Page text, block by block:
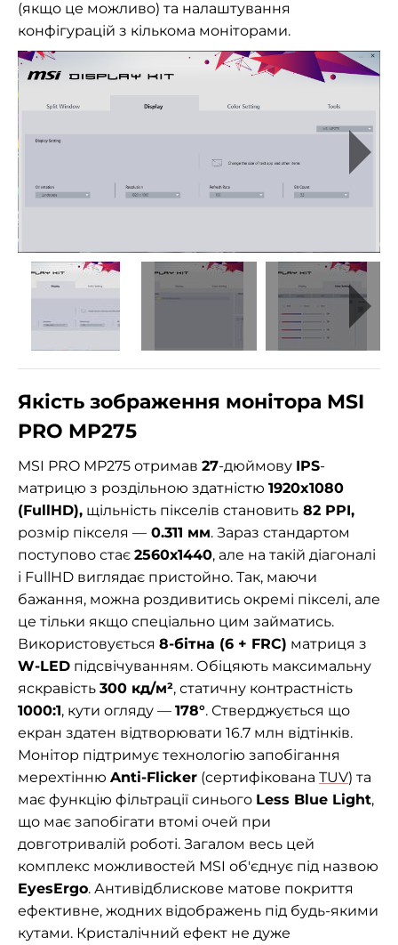
(якщо це можливо) та налаштування
конфігурацій з кількома моніторами.
Якість зображення монітора MSI
PRO MP275
MSI PRO MP275 отримав 27-дюймову IPS-
матрицю з роздільною здатністю 1920x1080
(FullHD), щільність пікселів становить 82 PPI,
розмір пікселя — 0.311 мм. Зараз стандартом
поступово стає 2560х1440, але на такій діагоналі
і FullHD виглядає пристойно. Так, маючи
бажання, можна роздивитись окремі пікселі, але
це тільки якщо спеціально цим займатись.
Використовується 8-бітна (6 + FRC) матриця з
W-LED підсвічуванням. Обіцяють максимальну ​​
яскравість 300 кд/м², статичну контрастність
1000:1, кути огляду — 178°. Стверджується що
екран здатен відтворювати 16.7 млн відтінків.
Монітор підтримує технологію запобігання
мерехтінню Anti-Flicker (cертифікована TUV) та
має функцію фільтрації синього Less Blue Light,
що має запобігати втомі очей при
довготривалій роботі. Загалом весь цей
комплекс можливостей MSI об'єднує під назвою
EyesErgo. Антивідблискове матове покриття
ефективне, жодних відображень під будь-якими
кутами. Кристалічний ефект не дуже